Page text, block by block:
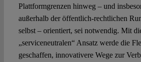
Plattformgrenzen hinweg – und
außerhalb der öffentlich-rechtlichen
selbst – orientiert, sei notwendig. Mit
„serviceneutralen“ Ansatz werde die
geschaffen, innovativere Wege zur